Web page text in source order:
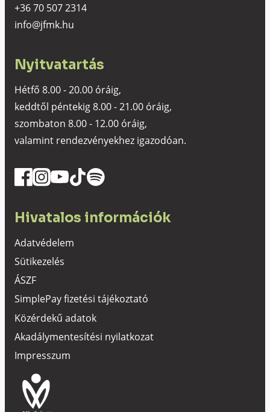
+36 70 507 2314
info@jfmk.hu
Nyitvatartás
Hétfő 8.00 - 20.00 óráig,
keddtől péntekig 8.00 - 21.00 óráig,
szombaton 8.00 - 12.00 óráig,
valamint rendezvényekhez igazodóan.
Hivatalos információk
Adatvédelem
Sütikezelés
ÁSZF
SimplePay fizetési tájékoztató
Közérdekű adatok
Akadálymentesítési nyilatkozat
Impresszum